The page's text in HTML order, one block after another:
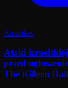
Airstrikes
Ataki
przed
The Killeen